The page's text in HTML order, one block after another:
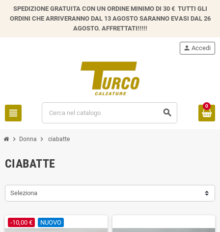
SPEDIZIONE GRATUITA CON UN ORDINE MINIMO DI 30 € TUTTI GLI
ORDINI CHE ARRIVERANNO DAL 13 AGOSTO SARANNO EVASI DAL 26
AGOSTO. AFFRETTATI!!!!!
view_headline search
person Accedi
0
chevron_right Donna chevron_right ciabatte
CIABATTE
Seleziona
-10,00 € NUOVO